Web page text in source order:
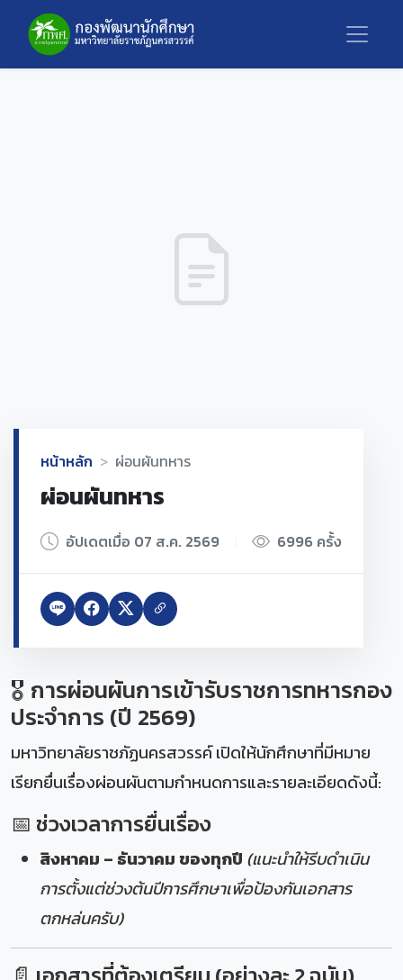
หน้าหลัก ผ่อนผันทหาร
ผ่อนผันทหาร
อัปเดตเมื่อ 07 ส.ค. 2569 6996 ครั้ง
🎖️ การผ่อนผันการเข้ารับราชการทหารกอง
ประจำการ (ปี 2569)
มหาวิทยาลัยราชภัฏนครสวรรค์ เปิดให้นักศึกษาที่มีหมาย
เรียกยื่นเรื่องผ่อนผันตามกำหนดการและรายละเอียดดังนี้:
📅 ช่วงเวลาการยื่นเรื่อง
สิงหาคม – ธันวาคม ของทุกปี (แนะนำให้รีบดำเนิน
การตั้งแต่ช่วงต้นปีการศึกษาเพื่อป้องกันเอกสาร
ตกหล่นครับ)